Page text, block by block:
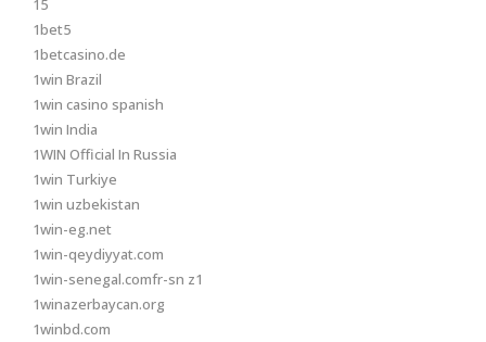
15
1bet5
1betcasino.de
1win Brazil
1win casino spanish
1win India
1WIN Official In Russia
1win Turkiye
1win uzbekistan
1win-eg.net
1win-qeydiyyat.com
1win-senegal.comfr-sn z1
1winazerbaycan.org
1winbd.com